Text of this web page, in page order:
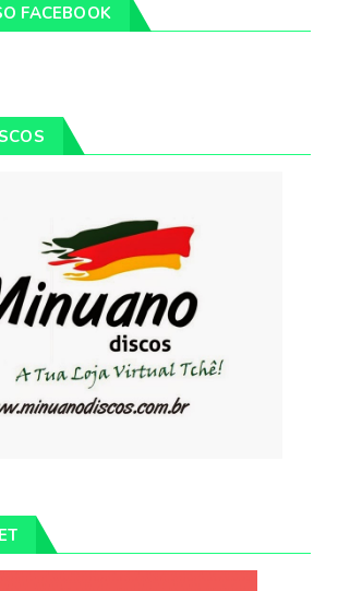
FACEBOOK